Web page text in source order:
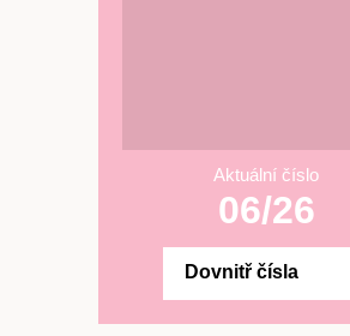
Aktuální číslo
06/26
Dovnitř čísla